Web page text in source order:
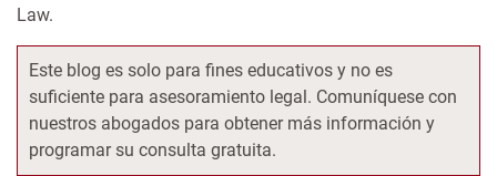
Law.
Este blog es solo para fines educativos y no es
suficiente para asesoramiento legal. Comuníquese con
nuestros abogados para obtener más información y
programar su consulta gratuita.